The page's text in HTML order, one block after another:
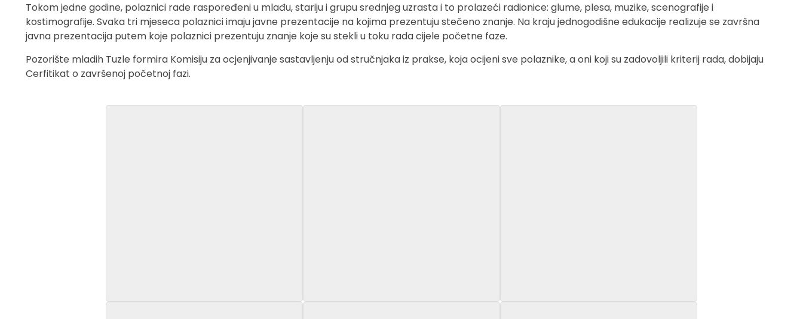
Tokom jedne godine, polaznici rade raspoređeni u mlađu, stariju i grupu srednjeg uzrasta i to prolazeći radionice: glume, plesa, muzike, scenografije i
kostimografije. Svaka tri mjeseca polaznici imaju javne prezentacije na kojima prezentuju stečeno znanje. Na kraju jednogodišne edukacije realizuje se završna
javna prezentacija putem koje polaznici prezentuju znanje koje su stekli u toku rada cijele početne faze.
Pozorište mladih Tuzle formira Komisiju za ocjenjivanje sastavljenju od stručnjaka iz prakse, koja ocijeni sve polaznike, a oni koji su zadovoljili kriterij rada, dobijaju
Cerfitikat o završenoj početnoj fazi.